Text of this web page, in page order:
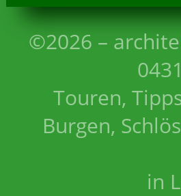
©2026 –
Touren,
Burgen,
in